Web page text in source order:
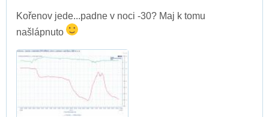
Kořenov jede...padne v noci -30? Maj k tomu
našlápnuto